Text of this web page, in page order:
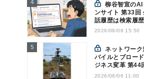
柳谷智宣のAIトレンドイ
ンサイト 第33回
話履歴は検索履
キー？今のうち
2026/08/06 15:50
ネットワーク進化論 - モ
バイルとブロー
ジネス変革 第44
ンクが「HAPS
2026/08/06 11:00